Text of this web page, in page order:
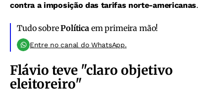
contra a imposição das tarifas norte-americanas.
Tudo sobrePolíticaem primeira mão!
Entre no canal do WhatsApp.
Flávio teve "claro objetivo
eleitoreiro"